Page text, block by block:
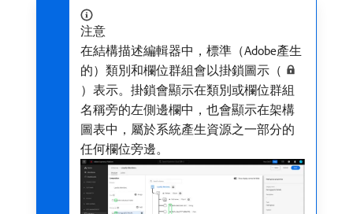
注意
在結構描述編輯器中，標準（Adobe產生
的）類別和欄位群組會以掛鎖圖示（
）表示。掛鎖會顯示在類別或欄位群組
名稱旁的左側邊欄中，也會顯示在架構
圖表中，屬於系統產生資源之一部分的
任何欄位旁邊。